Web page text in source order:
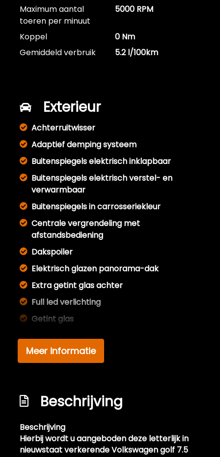
Maximum aantal
toeren per minuut
5000 RPM
Koppel
0 Nm
Gemiddeld verbruik
5.2 l/100km
Exterieur
Achterruitwisser
Adaptief demping systeem
Buitenspiegels elektrisch inklapbaar
Buitenspiegels elektrisch verstel- en
verwarmbaar
Buitenspiegels in carrosseriekleur
Centrale vergrendeling met
afstandsbediening
Dakspoiler
Elektrisch glazen panorama-dak
Extra getint glas achter
Full led verlichting
Getint glas
Koplampreiniging
Led koplampen
Metaalkleur
Mistlampen voor adaptief
Meer informatie
Beschrijving
Beschrijving
Hierbij wordt u aangeboden deze letterlijk in
nieuwstaat verkerende Volkswagen golf 7.5